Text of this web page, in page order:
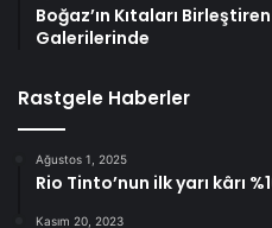
Boğaz’ın Kıtaları
Galerilerinde
Rastgele Haberler
Ağustos 1, 2025
Rio Tinto’nun ilk yarı kârı
Kasım 20, 2023